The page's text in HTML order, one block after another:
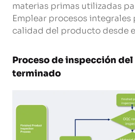
materias primas utilizadas
Emplear procesos integrales
calidad del producto desde
Proceso de inspección
terminado